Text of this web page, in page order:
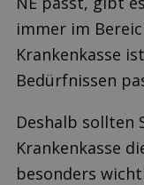
immer im
Krankenkasse
Bedürfnissen
Deshalb sollten
Krankenkasse
besonders